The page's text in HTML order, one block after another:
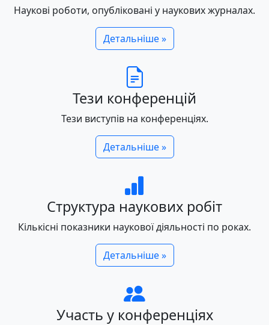
Наукові роботи, опубліковані у наукових журналах.
Детальніше »
Тези конференцій
Тези виступів на конференціях.
Детальніше »
Структура наукових робіт
Кількісні показники наукової діяльності по роках.
Детальніше »
Участь у конференціях